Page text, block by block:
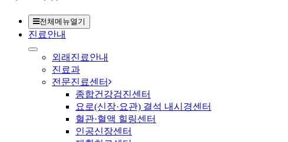
전체메뉴열기
진료안내
외래진료안내
진료과
전문진료센터
종합건강검진센터
요로(신장·요관) 결석 내시경센터
혈관·혈액 힐링센터
인공신장센터